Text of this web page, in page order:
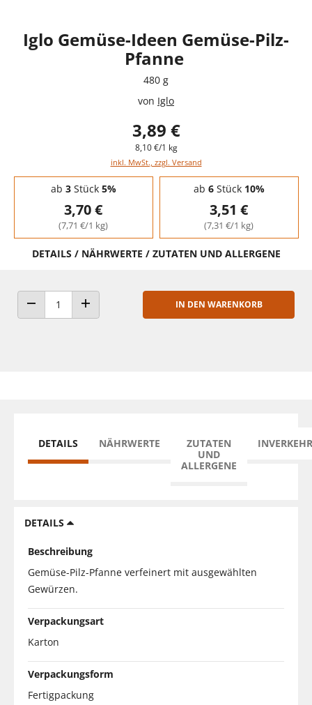
Iglo Gemüse-Ideen Gemüse-Pilz-
Pfanne
480 g
von Iglo
3,89 €
8,10 €/1 kg
inkl. MwSt., zzgl. Versand
Staffelpreise - Mengenrabatt
ab 3Stück 5%
3,70 €
(7,71 €/1 kg)
ab 6Stück 10%
3,51 €
(7,31 €/1 kg)
DETAILS / NÄHRWERTE / ZUTATEN UND ALLERGENE
ANZAHL VERRINGERNANZAHL ERHÖHEN
IN DEN WARENKORB
DETAILS NÄHRWERTE
ZUTATEN
UND
ALLERGENE
DETAILS
Beschreibung
Gemüse-Pilz-Pfanne verfeinert mit ausgewählten
Gewürzen.
Verpackungsart
Karton
Verpackungsform
Fertigpackung